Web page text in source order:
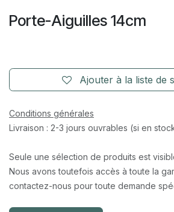
Porte-Aiguilles 14cm
Ajouter à la liste de
Conditions générales
Livraison : 2-3 jours ouvrables (si en
Seule une sélection de produits est
Nous avons toutefois accès à toute la
contactez-nous pour toute demande